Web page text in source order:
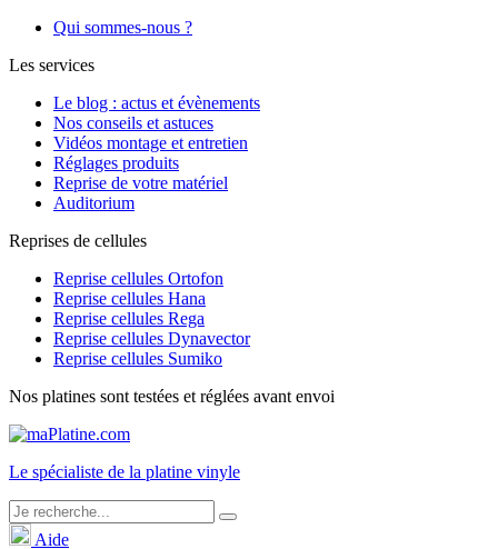
Qui sommes-nous ?
Les services
Le blog : actus et évènements
Nos conseils et astuces
Vidéos montage et entretien
Réglages produits
Reprise de votre matériel
Auditorium
Reprises de cellules
Reprise cellules Ortofon
Reprise cellules Hana
Reprise cellules Rega
Reprise cellules Dynavector
Reprise cellules Sumiko
Nos platines sont testées et réglées avant envoi
Le spécialiste de la platine vinyle
Aide